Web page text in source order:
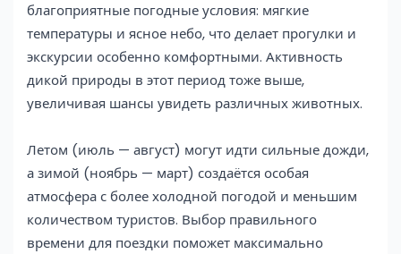
благоприятные погодные условия: мягкие
температуры и ясное небо, что делает прогулки и
экскурсии особенно комфортными. Активность
дикой природы в этот период тоже выше,
увеличивая шансы увидеть различных животных.
Летом (июль — август) могут идти сильные дожди,
а зимой (ноябрь — март) создаётся особая
атмосфера с более холодной погодой и меньшим
количеством туристов. Выбор правильного
времени для поездки поможет максимально